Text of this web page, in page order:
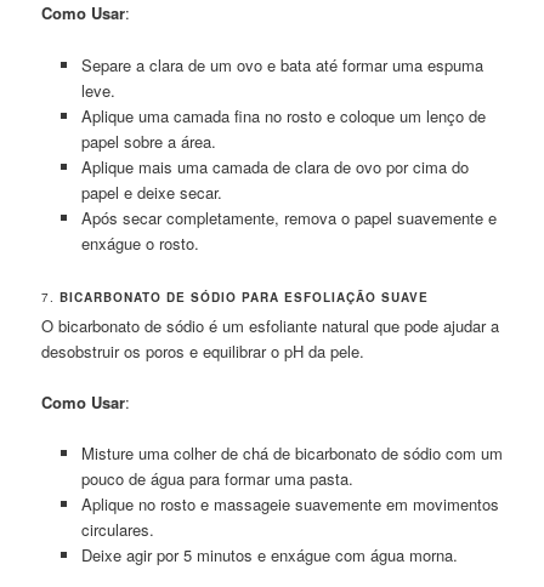
Como Usar:
Separe a clara de um ovo e bata até formar uma espuma
leve.
Aplique uma camada fina no rosto e coloque um lenço de
papel sobre a área.
Aplique mais uma camada de clara de ovo por cima do
papel e deixe secar.
Após secar completamente, remova o papel suavemente e
enxágue o rosto.
7.BICARBONATO DE SÓDIO PARA ESFOLIAÇÃO SUAVE
O bicarbonato de sódio é um esfoliante natural que pode ajudar a
desobstruir os poros e equilibrar o pH da pele.
Como Usar:
Misture uma colher de chá de bicarbonato de sódio com um
pouco de água para formar uma pasta.
Aplique no rosto e massageie suavemente em movimentos
circulares.
Deixe agir por 5 minutos e enxágue com água morna.